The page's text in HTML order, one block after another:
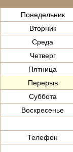
Понедельник
Вторник
Среда
Четверг
Пятница
Перерыв
Суббота
Воскресенье
Телефон